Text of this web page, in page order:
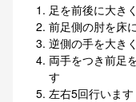
足を前後に大き
前足側の肘を床
逆側の手を大き
両手をつき前足
す
左右5回行います